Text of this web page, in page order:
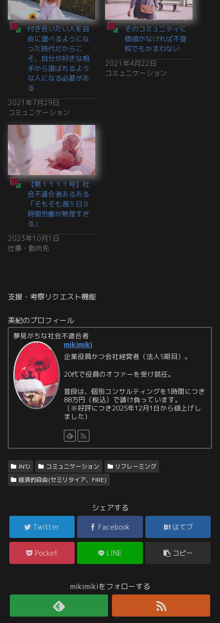
付き合いたい人を自
由に選べるようにな
った時代だからこ
そ、自分が好きな相
手から選ばれるよう
な人になる必要があ
る
2021年7月29日
コミュニケーション
そのコミュニティに
価値がなければ不登
校でもかまわない
2021年4月22日
コミュニケーション
【第１１１１号】社
会不適合者あるある
「そもそも週５日８
時間労働が無理すぎ
る」
2023年10月1日
仕事・勤め先
支援・考察リクエスト機能
美紀のプロフィール
夢見がちな社会不適合者
mikimiki
企業役員かつ会社経営者（法人5期目）。
20代で役員のオファーを受け就任。
普段は、個別コンサルティングを1時間につき
88万円（税込）で請け負っています。
（※好評につき2025年12月1日から値上げし
ました）
INTJ コミュニケーション
リフレーミング
経済的自由(セミリタイア、FIRE)
シェアする
Twitter Facebook はてブ
Pocket LINE コピー
mikimikiをフォローする